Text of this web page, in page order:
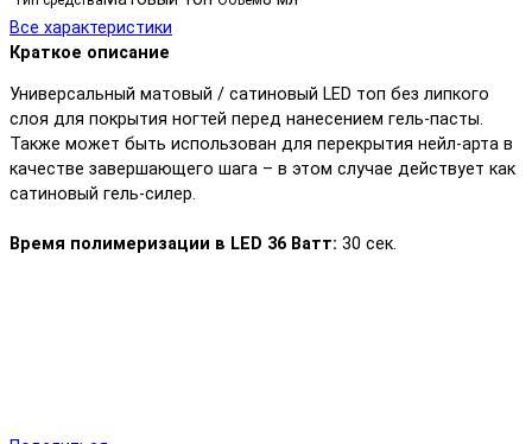
Все характеристики
Краткое описание
Универсальный матовый / сатиновый LED топ без липкого
слоя для покрытия ногтей перед нанесением гель-пасты.
Также может быть использован для перекрытия нейл-арта в
качестве завершающего шага – в этом случае действует как
сатиновый гель-силер.
Время полимеризации в LED 36 Ватт: 30 сек.